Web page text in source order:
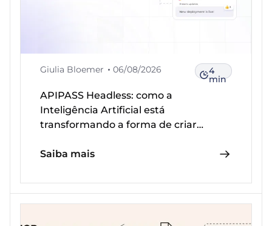
Giulia Bloemer 06/08/2026 4
min
APIPASS Headless: como a
Inteligência Artificial está
transformando a forma de criar
Saiba mais